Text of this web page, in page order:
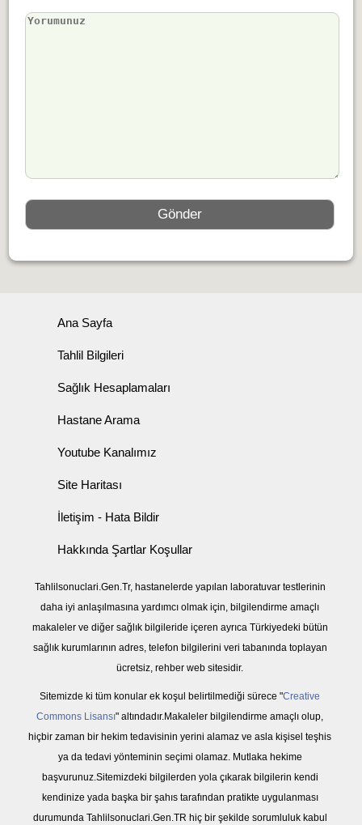
Ana Sayfa
Tahlil Bilgileri
Sağlık Hesaplamaları
Hastane Arama
Youtube Kanalımız
Site Haritası
İletişim - Hata Bildir
Hakkında Şartlar Koşullar
Tahlilsonuclari.Gen.Tr, hastanelerde yapılan laboratuvar testlerinin
daha iyi anlaşılmasına yardımcı olmak için, bilgilendirme amaçlı
makaleler ve diğer sağlık bilgileride içeren ayrıca Türkiyedeki bütün
sağlık kurumlarının adres, telefon bilgilerini veri tabanında toplayan
ücretsiz, rehber web sitesidir.
Sitemizde ki tüm konular ek koşul belirtilmediği sürece "Creative
Commons Lisansı" altındadır.Makaleler bilgilendirme amaçlı olup,
hiçbir zaman bir hekim tedavisinin yerini alamaz ve asla kişisel teşhis
ya da tedavi yönteminin seçimi olamaz. Mutlaka hekime
başvurunuz.Sitemizdeki bilgilerden yola çıkarak bilgilerin kendi
kendinize yada başka bir şahıs tarafından pratikte uygulanması
durumunda Tahlilsonuclari.Gen.TR hiç bir şekilde sorumluluk kabul